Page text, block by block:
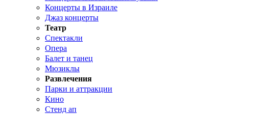
Концерты в Израиле
Джаз концерты
Театр
Спектакли
Опера
Балет и танец
Мюзиклы
Развлечения
Парки и аттракции
Кино
Стенд ап